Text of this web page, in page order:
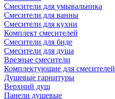
Смесители для умывальника
Смесители для ванны
Смесители для кухни
Комплект смесителей
Смесители для биде
Смесители для душа
Врезные смесители
Комплектующие для смесителей
Душевые гарнитуры
Верхний душ
Панели душевые